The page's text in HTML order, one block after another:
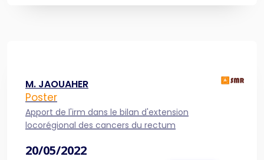
M. JAOUAHER
Poster
Apport de l'irm dans le bilan d'extension
locorégional des cancers du rectum
20/05/2022